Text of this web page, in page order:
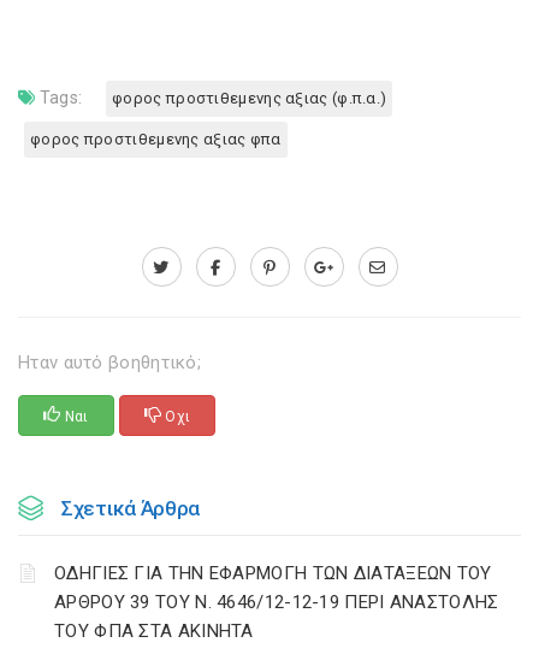
Tags: φορος προστιθεμενης αξιας (φ.π.α.)
φορος προστιθεμενης αξιας φπα
Ηταν αυτό βοηθητικό;
Ναι Οχι
Σχετικά Άρθρα
ΟΔΗΓΙΕΣ ΓΙΑ ΤΗΝ ΕΦΑΡΜΟΓΗ ΤΩΝ ΔΙΑΤΑΞΕΩΝ ΤΟΥ
ΑΡΘΡΟΥ 39 ΤΟΥ Ν. 4646/12-12-19 ΠΕΡΙ ΑΝΑΣΤΟΛΗΣ
ΤΟΥ ΦΠΑ ΣΤΑ ΑΚΙΝΗΤΑ